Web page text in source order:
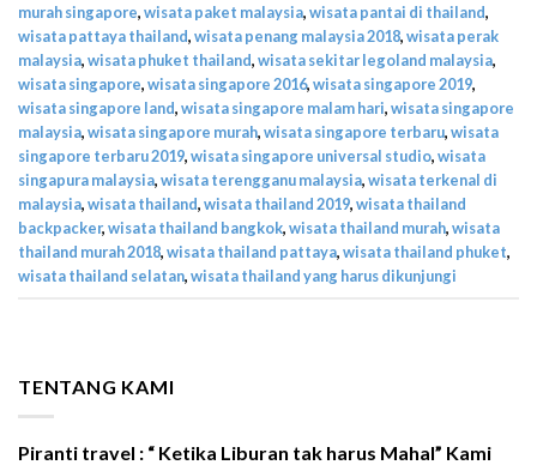
TENTANG KAMI
Piranti travel : “ Ketika Liburan tak harus Mahal” Kami
murah singapore,wisata paket malaysia,wisata pantai di thailand,
wisata pattaya thailand,wisata penang malaysia 2018,wisata perak
malaysia,wisata phuket thailand,wisata sekitar legoland malaysia,
wisata singapore,wisata singapore 2016,wisata singapore 2019,
wisata singapore land,wisata singapore malam hari,wisata singapore
malaysia,wisata singapore murah,wisata singapore terbaru,wisata
singapore terbaru 2019,wisata singapore universal studio,wisata
singapura malaysia,wisata terengganu malaysia,wisata terkenal di
malaysia,wisata thailand,wisata thailand 2019,wisata thailand
backpacker,wisata thailand bangkok,wisata thailand murah,wisata
thailand murah 2018,wisata thailand pattaya,wisata thailand phuket,
wisata thailand selatan,wisata thailand yang harus dikunjungi